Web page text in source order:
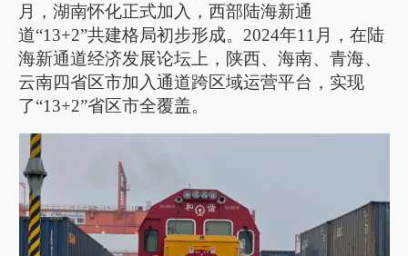
月，湖南怀化正式加入，西部陆海新通
道“13+2”共建格局初步形成。2024年11月，在陆
海新通道经济发展论坛上，陕西、海南、青海、
云南四省区市加入通道跨区域运营平台，实现
了“13+2”省区市全覆盖。